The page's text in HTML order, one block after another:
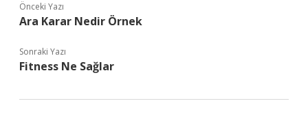
Önceki Yazı
Ara Karar Nedir Örnek
Sonraki Yazı
Fitness Ne Sağlar